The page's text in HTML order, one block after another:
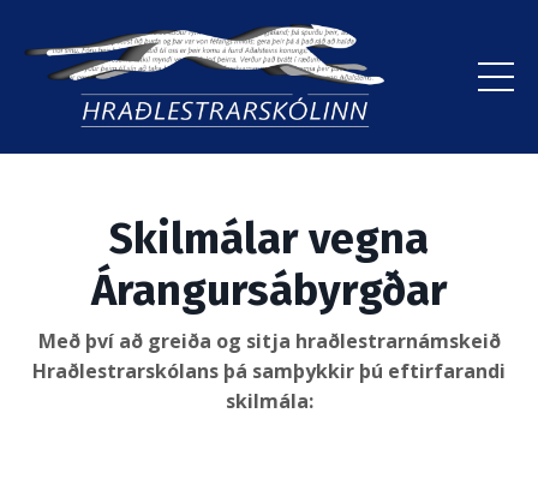
Skilmálar vegna
Árangursábyrgðar
Með því að greiða og sitja hraðlestrarnámskeið
Hraðlestrarskólans þá samþykkir þú eftirfarandi
skilmála: